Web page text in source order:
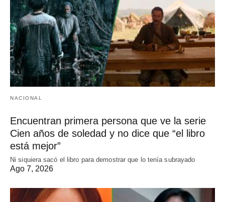
NACIONAL
Encuentran primera persona que ve la serie
Cien años de soledad y no dice que “el libro
está mejor”
Ni siquiera sacó el libro para demostrar que lo tenía subrayado
Ago 7, 2026